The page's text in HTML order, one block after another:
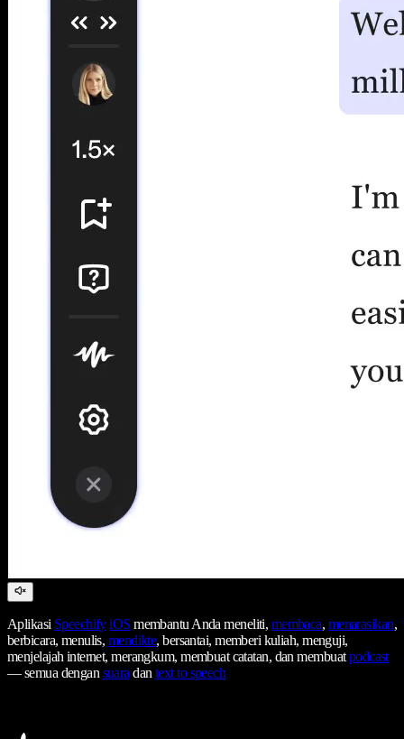
Aplikasi Speechify iOS membantu Anda meneliti, membaca, menarasikan,
berbicara, menulis, mendikte, bersantai, memberi kuliah, menguji,
menjelajah internet, merangkum, membuat catatan, dan membuatpodcast
— semua dengansuaradantext to speech